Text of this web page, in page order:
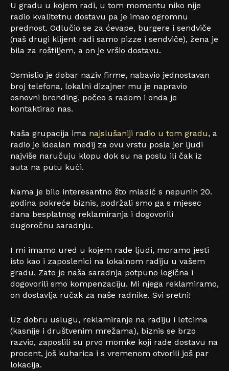
U gradu u kojem radi, u tom momentu niko nije
radio kvalitetnu dostavu pa je imao ogromnu
prednost. Odlučio se za ćevape, burgere i sendviče
(naš drugi klijent radi samo pizze i sendviče), žena je
bila za roštiljem, a on je vršio dostavu.
Osmislio je dobar naziv firme, nabavio jednostavan
broj telefona, lokalni dizajner mu je napravio
osnovni brending, počeo s radom i onda je
kontaktirao nas.
Naša grupacija ima najslušaniji radio u tom gradu, a
radio je idealan medij za ovu vrstu posla jer ljudi
najviše naručuju klopu dok su na poslu ili čak iz
auta na putu kući.
Nama je bilo interesantno što mladić s nepunih 20.
godina pokreće biznis, podržali smo ga s mjesec
dana besplatnog reklamiranja i dogovorili
dugoročnu saradnju.
I mi imamo ured u kojem rade ljudi, moramo jesti
isto kao i zaposlenici na lokalnom radiju u vašem
gradu. Zato je naša saradnja potpuno logična i
dogovorili smo kompenzaciju. Mi njega reklamiramo,
on dostavlja ručak za naše radnike. Svi sretni!
Uz dobru uslugu, reklamiranje na radiju i letcima
(kasnije i društvenim mrežama), biznis se brzo
razvio, zaposlili su prvo momke koji rade dostavu na
procent, još kuharica i s vremenom otvorili još par
lokacija.